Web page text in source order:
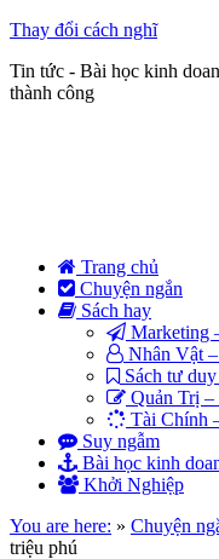
Thay đổi cách nghĩ
Tin tức - Bài học kinh
thành công
Trang chủ
Chuyện ngắn
Sách hay
Marketing
Nhân Vật
Sách tư
Quản Trị
Tài Chính
Suy ngẫm
Bài học kinh
Khởi Nghiệp
You are here: » Chuyện
triệu phú